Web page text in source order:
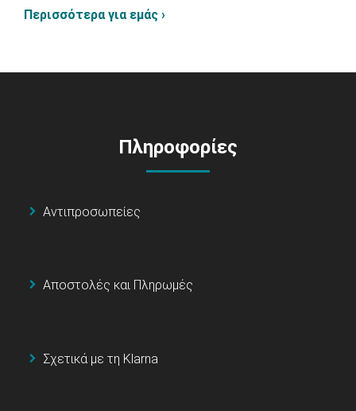
Περισσότερα για εμάς ›
Πληροφορίες
Αντιπροσωπείες
Αποστολές και Πληρωμές
Σχετικά με τη Klarna